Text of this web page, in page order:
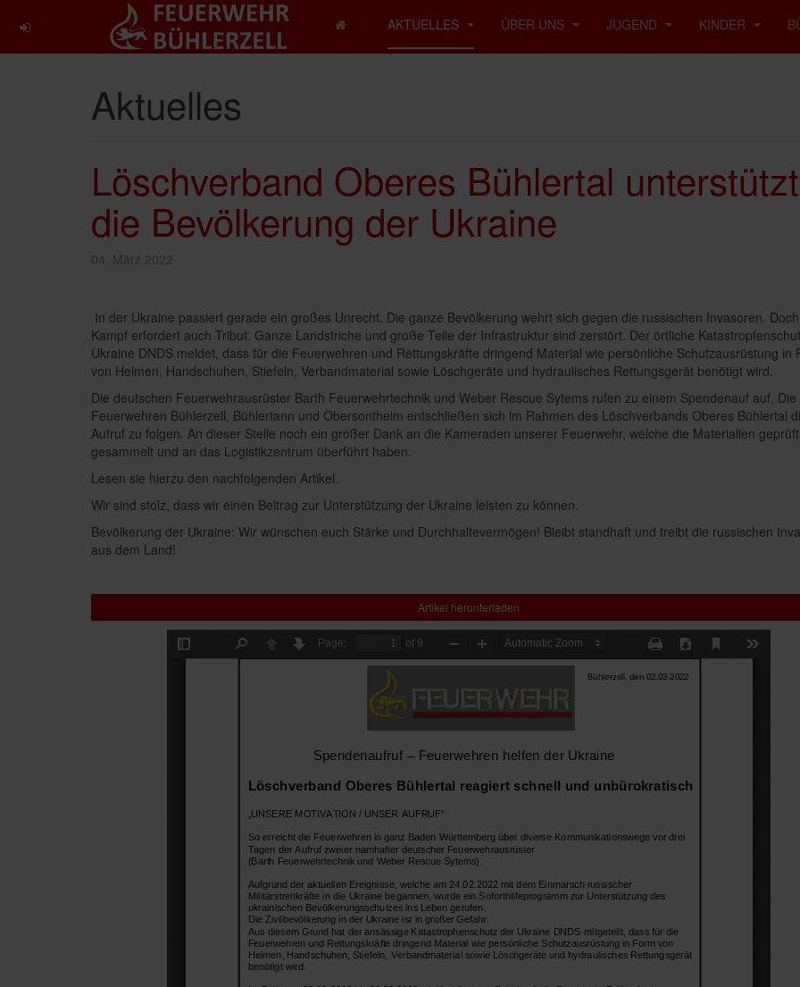
AKTUELLES ÜBER UNS JUGEND KINDER
Aktuelles
Löschverband Oberes Bühlertal unterstützt
die Bevölkerung der Ukraine
04. März 2022
In der Ukraine passiert gerade ein großes Unrecht. Die ganze Bevölkerung wehrt sich gegen die russischen Invasoren.
Kampf erfordert auch Tribut. Ganze Landstriche und große Teile der Infrastruktur sind zerstört. Der örtliche
Ukraine DNDS meldet, dass für die Feuerwehren und Rettungskräfte dringend Material wie persönliche Schutzausrüstung in
von Helmen, Handschuhen, Stiefeln, Verbandmaterial sowie Löschgeräte und hydraulisches Rettungsgerät benötigt wird.
Die deutschen Feuerwehrausrüster Barth Feuerwehrtechnik und Weber Rescue Sytems rufen zu einem Spendenauf auf. Die
Feuerwehren Bühlerzell, Bühlertann und Obersontheim entschließen sich im Rahmen des Löschverbands Oberes Bühlertal
Aufruf zu folgen. An dieser Stelle noch ein großer Dank an die Kameraden unserer Feuerwehr, welche die Materialien
gesammelt und an das Logistikzentrum überführt haben.
Lesen sie hierzu den nachfolgenden Artikel.
Wir sind stolz, dass wir einen Beitrag zur Unterstützung der Ukraine leisten zu können.
Bevölkerung der Ukraine: Wir wünschen euch Stärke und Durchhaltevermögen! Bleibt standhaft und treibt die russischen
aus dem Land!
Artikel herunterladen